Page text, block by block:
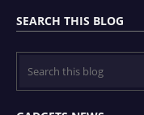
SEARCH THIS BLOG